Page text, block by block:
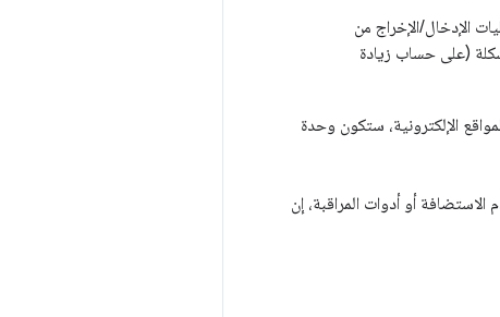
الإدخال/الإخراج من
(على حساب زيادة
الإلكترونية، ستكون وحدة
أو أدوات المراقبة، إن